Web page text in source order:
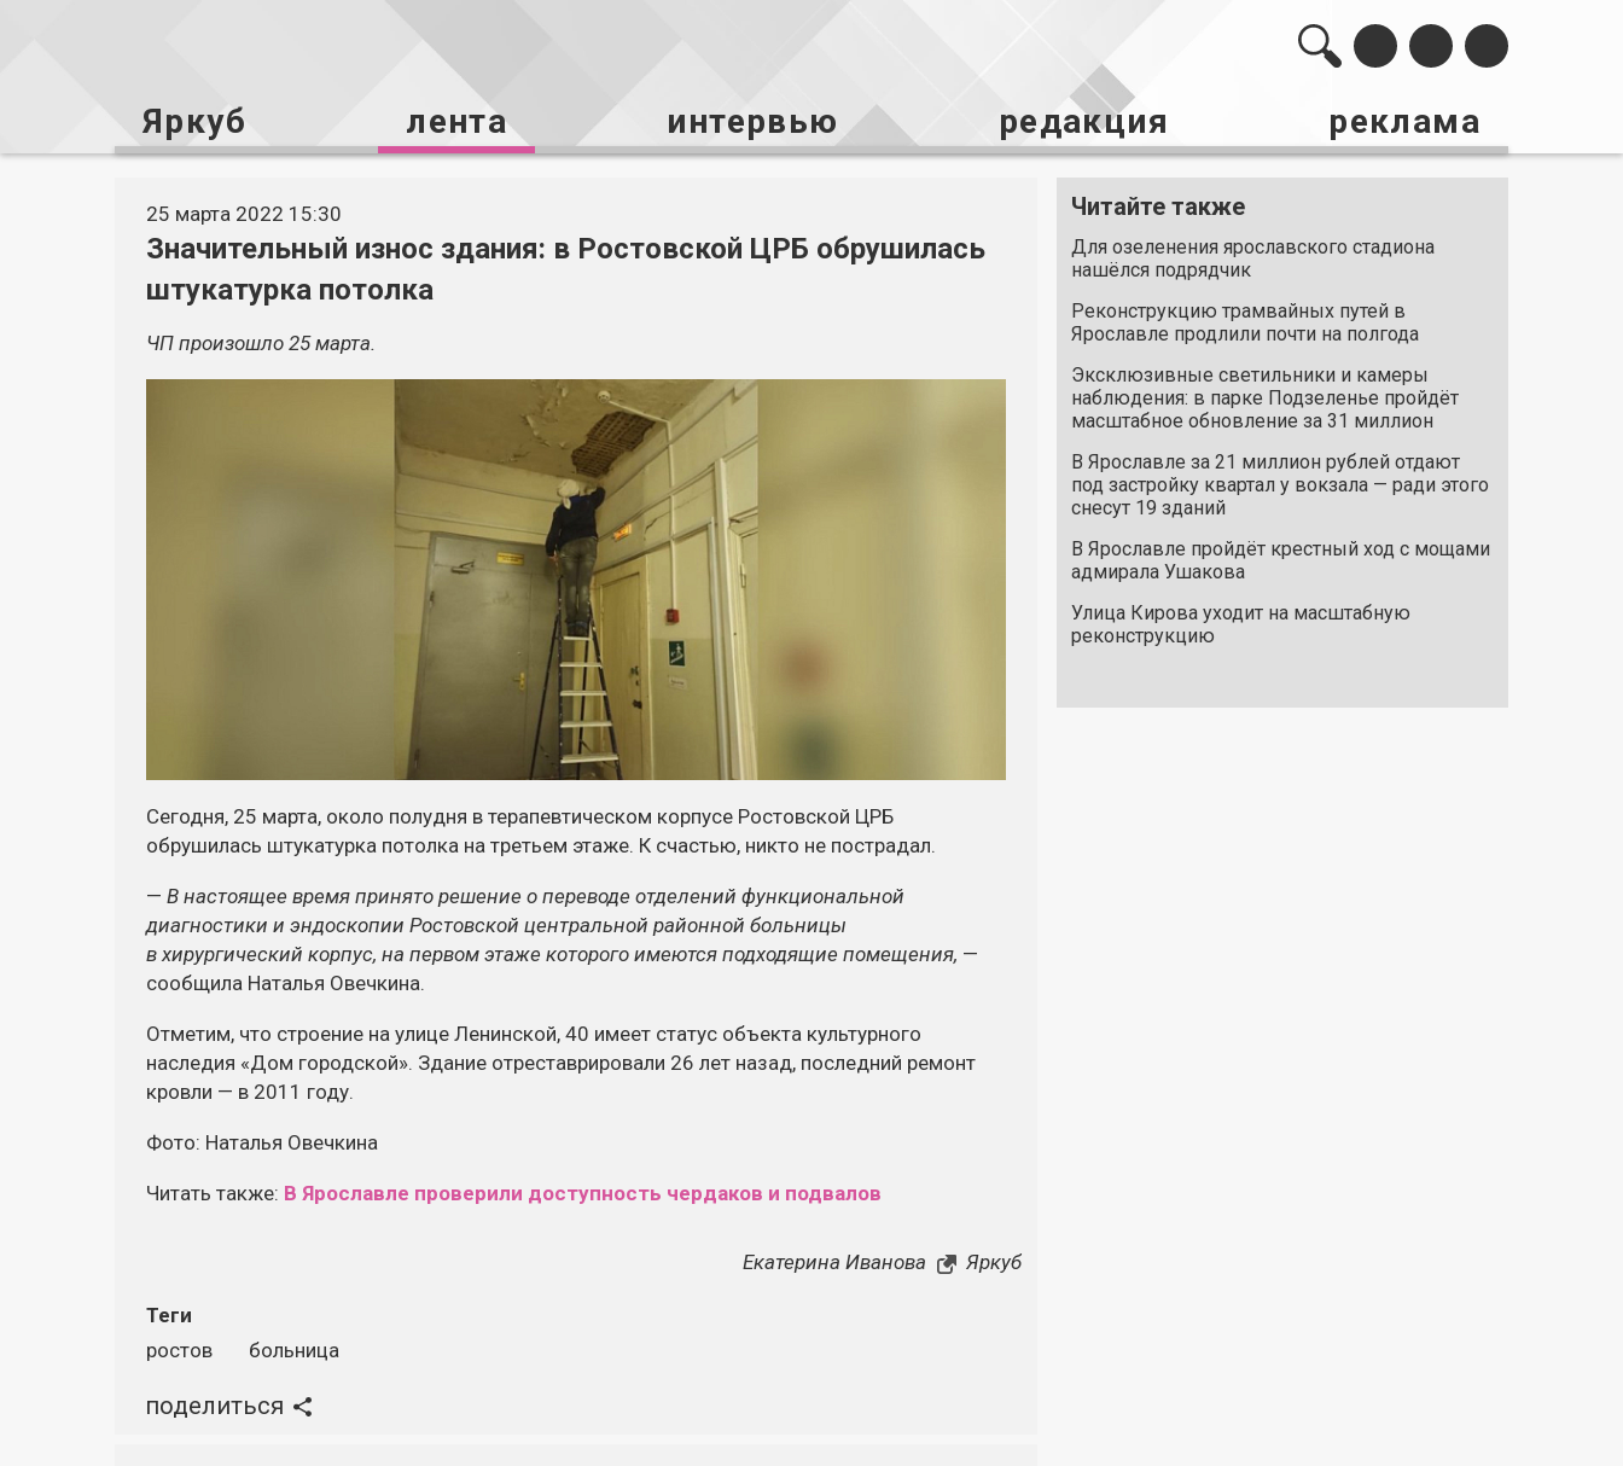
Яркуб лента интервью редакция реклама
25 марта 2022 15:30
Значительный износ здания: в Ростовской ЦРБ обрушилась
штукатурка потолка
ЧП произошло 25 марта.
Сегодня, 25 марта, около полудня в терапевтическом корпусе Ростовской ЦРБ
обрушилась штукатурка потолка на третьем этаже. К счастью, никто не пострадал.
— В настоящее время принято решение о переводе отделений функциональной
диагностики и эндоскопии Ростовской центральной районной больницы
в хирургический корпус, на первом этаже которого имеются подходящие помещения, —
сообщила Наталья Овечкина.
Отметим, что строение на улице Ленинской, 40 имеет статус объекта культурного
наследия «Дом городской». Здание отреставрировали 26 лет назад, последний ремонт
кровли — в 2011 году.
Фото: Наталья Овечкина
Читать также: В Ярославле проверили доступность чердаков и подвалов
Екатерина Иванова Яркуб
Теги
ростов
больница
поделиться
Читайте также
Для озеленения ярославского стадиона
нашёлся подрядчик
Реконструкцию трамвайных путей в
Ярославле продлили почти на полгода
Эксклюзивные светильники и камеры
наблюдения: в парке Подзеленье пройдёт
масштабное обновление за 31 миллион
В Ярославле за 21 миллион рублей отдают
под застройку квартал у вокзала — ради этого
снесут 19 зданий
В Ярославле пройдёт крестный ход с мощами
адмирала Ушакова
Улица Кирова уходит на масштабную
реконструкцию